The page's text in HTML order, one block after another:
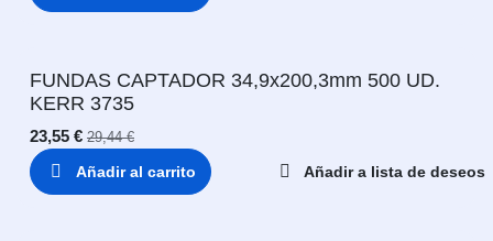
FUNDAS CAPTADOR 34,9x200,3mm 500 UD.
KERR 3735
23,55 € 29,44€
Añadir al carrito Añadir a lista de deseos